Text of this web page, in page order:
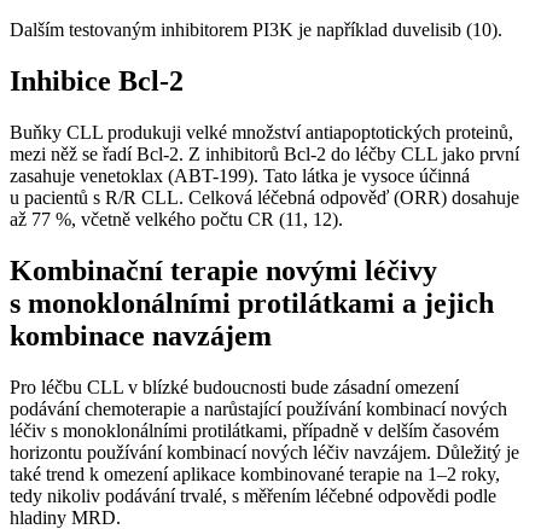
Dalším testovaným inhibitorem PI3K je například duvelisib (10).
Inhibice Bcl-2
Buňky CLL produkuji velké množství antiapoptotických proteinů,
mezi něž se řadí Bcl-2. Z inhibitorů Bcl-2 do léčby CLL jako první
zasahuje venetoklax (ABT-199). Tato látka je vysoce účinná
u pacientů s R/R CLL. Celková léčebná odpověď (ORR) dosahuje
až 77 %, včetně velkého počtu CR (11, 12).
Kombinační terapie novými léčivy
s monoklonálními protilátkami a jejich
kombinace navzájem
Pro léčbu CLL v blízké budoucnosti bude zásadní omezení
podávání chemoterapie a narůstající používání kombinací nových
léčiv s monoklonálními protilátkami, případně v delším časovém
horizontu používání kombinací nových léčiv navzájem. Důležitý je
také trend k omezení aplikace kombinované terapie na 1–2 roky,
tedy nikoliv podávání trvalé, s měřením léčebné odpovědi podle
hladiny MRD.